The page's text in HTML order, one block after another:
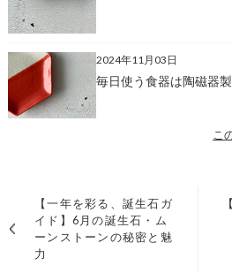
2024年11月03日
毎日使う食器は陶磁器
こ
【一年を彩る、誕生石ガ
イド】6月の誕生石・ム
ーンストーンの秘密と魅
力